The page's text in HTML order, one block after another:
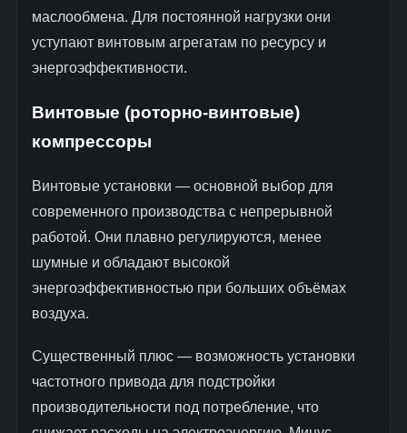
маслообмена. Для постоянной нагрузки они
уступают винтовым агрегатам по ресурсу и
энергоэффективности.
Винтовые (роторно-винтовые)
компрессоры
Винтовые установки — основной выбор для
современного производства с непрерывной
работой. Они плавно регулируются, менее
шумные и обладают высокой
энергоэффективностью при больших объёмах
воздуха.
Существенный плюс — возможность установки
частотного привода для подстройки
производительности под потребление, что